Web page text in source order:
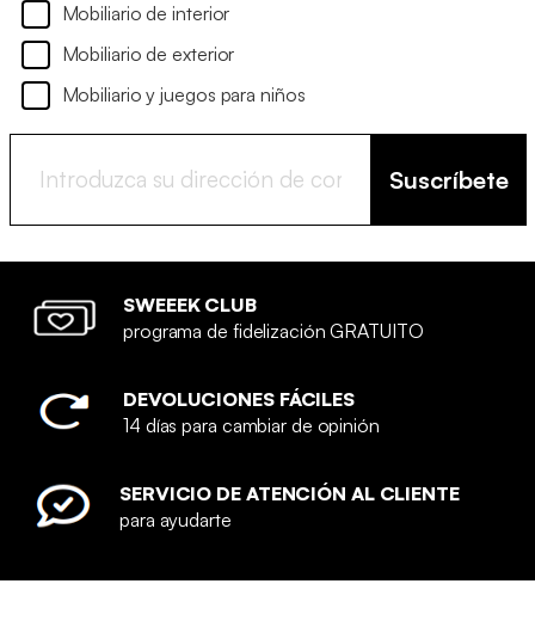
Mobiliario de interior
Mobiliario de exterior
Mobiliario y juegos para niños
Suscríbete
SWEEEK CLUB
programa de fidelización GRATUITO
DEVOLUCIONES FÁCILES
14 días para cambiar de opinión
SERVICIO DE ATENCIÓN AL CLIENTE
para ayudarte